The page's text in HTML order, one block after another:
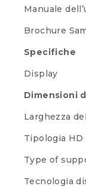
Manuale
Brochure
Specifiche
Display
Dimensioni
Larghezza
Tipologia HD
Type of
Tecnologia